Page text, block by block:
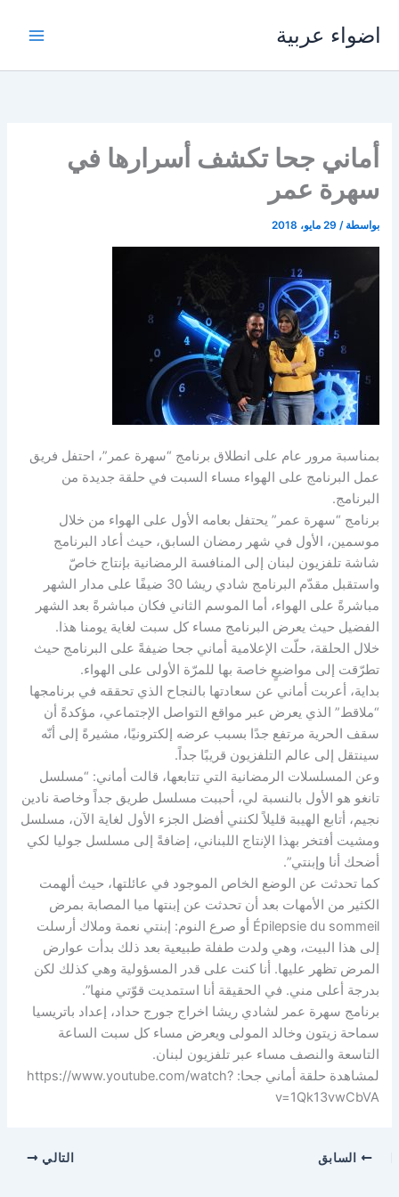
اضواء عربية
أماني جحا تكشف أسرارها في
سهرة عمر
بواسطة / 29 مايو، 2018
بمناسبة مرور عام على انطلاق برنامج “سهرة عمر”، احتفل فريق
عمل البرنامج على الهواء مساء السبت في حلقة جديدة من
البرنامج.
برنامج “سهرة عمر” يحتفل بعامه الأول على الهواء من خلال
موسمين، الأول في شهر رمضان السابق، حيث أعاد البرنامج
شاشة تلفزيون لبنان إلى المنافسة الرمضانية بإنتاج خاصّ
واستقبل مقدّم البرنامج شادي ريشا 30 ضيفًا على مدار الشهر
مباشرةً على الهواء، أما الموسم الثاني فكان مباشرةً بعد الشهر
الفضيل حيث يعرض البرنامج مساء كل سبت لغاية يومنا هذا.
خلال الحلقة، حلّت الإعلامية أماني جحا ضيفةً على البرنامج حيث
تطرّقت إلى مواضيعٍ خاصة بها للمرّة الأولى على الهواء.
بداية، أعربت أماني عن سعادتها بالنجاح الذي تحققه في برنامجها
“ملاقط” الذي يعرض عبر مواقع التواصل الإجتماعي، مؤكدةً أن
سقف الحرية مرتفع جدًا بسبب عرضه إلكترونيًا، مشيرةً إلى أنّه
سينتقل إلى عالم التلفزيون قريبًا جداً.
وعن المسلسلات الرمضانية التي تتابعها، قالت أماني: “مسلسل
تانغو هو الأول بالنسبة لي، أحببت مسلسل طريق جداً وخاصة نادين
نجيم، أتابع الهيبة قليلاً لكنني أفضل الجزء الأول لغاية الآن، مسلسل
ومشيت أفتخر بهذا الإنتاج اللبناني، إضافةً إلى مسلسل جوليا لكي
أضحك أنا وإبنتي”.
كما تحدثت عن الوضع الخاص الموجود في عائلتها، حيث ألهمت
الكثير من الأمهات بعد أن تحدثت عن إبنتها ميا المصابة بمرض
Épilepsie du sommeil أو صرع النوم: إبنتي نعمة وملاك أرسلت
إلى هذا البيت، وهي ولدت طفلة طبيعية بعد ذلك بدأت عوارض
المرض تظهر عليها. أنا كنت على قدر المسؤولية وهي كذلك لكن
بدرجة أعلى مني. في الحقيقة أنا استمديت قوّتي منها”.
برنامج سهرة عمر لشادي ريشا اخراج جورج حداد، إعداد باتريسيا
سماحة زيتون وخالد المولى ويعرض مساء كل سبت الساعة
التاسعة والنصف مساء عبر تلفزيون لبنان.‎
لمشاهدة حلقة أماني جحا: https://www.youtube.com/watch?
v=1Qk13vwCbVA
السابق التالي